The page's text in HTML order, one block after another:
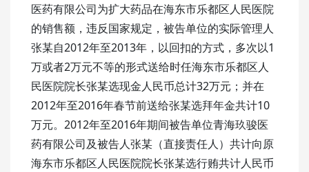
医药有限公司为扩大药品在海东市乐都区人民医院
的销售额，违反国家规定，被告单位的实际管理人
张某自2012年至2013年，以回扣的方式，多次以1
万或者2万元不等的形式送给时任海东市乐都区人
民医院院长张某选现金人民币总计32万元；并在
2012年至2016年春节前送给张某选拜年金共计10
万元。2012年至2016年期间被告单位青海玖骏医
药有限公司及被告人张某（直接责任人）共计向原
海东市乐都区人民医院院长张某选行贿共计人民币